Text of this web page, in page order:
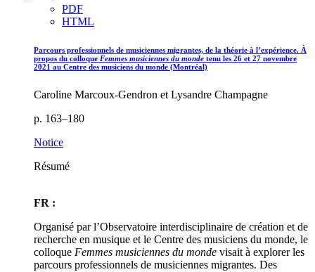
PDF
HTML
Parcours professionnels de musiciennes migrantes, de la théorie à l’expérience. À
propos du colloque Femmes musiciennes du monde tenu les 26 et 27 novembre
2021 au Centre des musiciens du monde (Montréal)
Caroline Marcoux-Gendron et Lysandre Champagne
p. 163–180
Notice
Résumé
FR :
Organisé par l’Observatoire interdisciplinaire de création et de
recherche en musique et le Centre des musiciens du monde, le
colloque Femmes musiciennes du monde visait à explorer les
parcours professionnels de musiciennes migrantes. Des